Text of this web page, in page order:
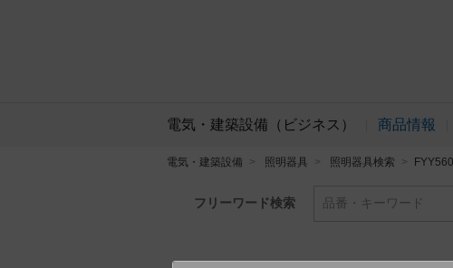
電気・建築設備（ビジネス） 商品情報
電気・建築設備 照明器具 照明器具検索
フリーワード検索 品番・キーワード